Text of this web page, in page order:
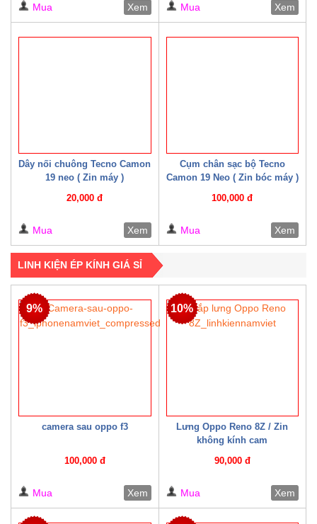
Mua Xem Mua Xem
Dây nối chuông Tecno Camon
19 neo ( Zin máy )
20,000 đ
Mua Xem
Cụm chân sạc bộ Tecno
Camon 19 Neo ( Zin bóc máy )
100,000 đ
Mua Xem
LINH KIỆN ÉP KÍNH GIÁ SỈ
camera sau oppo f3
100,000 đ
9%
Mua Xem
Lưng Oppo Reno 8Z / Zin
không kính cam
90,000 đ
10%
Mua Xem